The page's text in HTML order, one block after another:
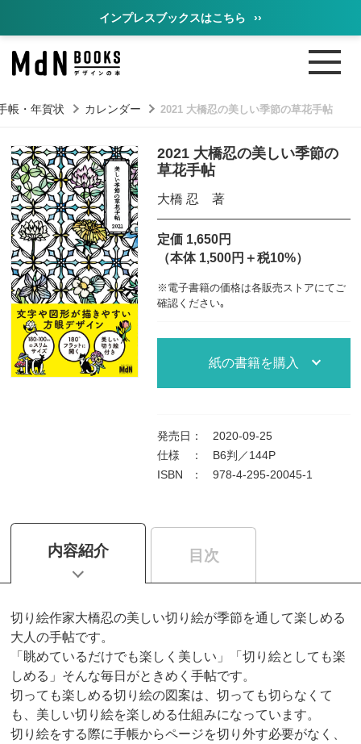
インプレスブックスはこちら ››
帳・年賀状 カレンダー 2021 大橋忍の美しい季節の草花手帖
2021 大橋忍の美しい季節の
草花手帖
大橋 忍 著
定価 1,650円
（本体 1,500円＋税10%）
※電子書籍の価格は各販売ストアにてご
確認ください｡
紙の書籍を購入
発売日 ：
2020-09-25
仕様
：
B6判／144P
ISBN
： 978-4-295-20045-1
内容紹介 目次
切り絵作家大橋忍の美しい切り絵が季節を通して楽しめる
大人の手帖です。
「眺めているだけでも楽しく美しい」「切り絵としても楽
しめる」そんな毎日がときめく手帖です。
切っても楽しめる切り絵の図案は、切っても切らなくて
も、美しい切り絵を楽しめる仕組みになっています。
切り絵をする際に手帳からページを切り外す必要がなく、